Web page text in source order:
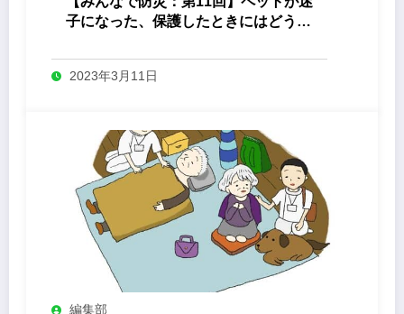
子になった、保護したときにはどうす
2023年3月11日
編集部